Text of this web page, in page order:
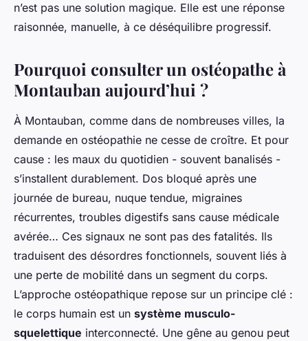
n’est pas une solution magique. Elle est une réponse
raisonnée, manuelle, à ce déséquilibre progressif.
Pourquoi consulter un ostéopathe à
Montauban aujourd’hui ?
À Montauban, comme dans de nombreuses villes, la
demande en ostéopathie ne cesse de croître. Et pour
cause : les maux du quotidien - souvent banalisés -
s’installent durablement. Dos bloqué après une
journée de bureau, nuque tendue, migraines
récurrentes, troubles digestifs sans cause médicale
avérée… Ces signaux ne sont pas des fatalités. Ils
traduisent des désordres fonctionnels, souvent liés à
une perte de mobilité dans un segment du corps.
L’approche ostéopathique repose sur un principe clé :
le corps humain est un système musculo-
squelettique interconnecté. Une gêne au genou peut